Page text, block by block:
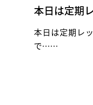
本日は定期
本日は定期レ
で……